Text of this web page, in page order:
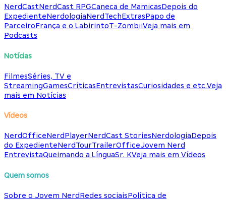
NerdCastNerdCast RPGCaneca de MamicasDepois do
ExpedienteNerdologiaNerdTechExtrasPapo de
ParceiroFrança e o LabirintoT-ZombiiVeja mais em
Podcasts
Notícias
FilmesSéries, TV e
StreamingGamesCríticasEntrevistasCuriosidades e etc.Veja
mais em Notícias
Vídeos
NerdOfficeNerdPlayerNerdCast StoriesNerdologiaDepois
do ExpedienteNerdTourTrailerOfficeJovem Nerd
EntrevistaQueimando a LínguaSr. KVeja mais em Vídeos
Quem somos
Sobre o Jovem NerdRedes sociaisPolítica de